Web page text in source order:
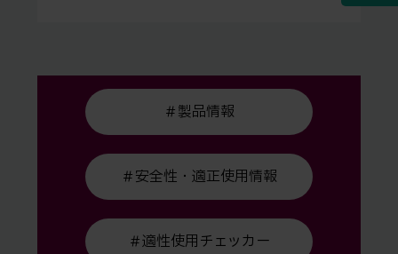
＃製品情報
＃安全性・適正使用情報
＃適性使用チェッカー